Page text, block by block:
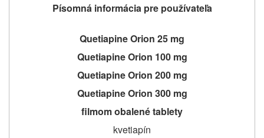
Písomná informácia pre používateľa
Quetiapine Orion 25 mg
Quetiapine Orion 100 mg
Quetiapine Orion 200 mg
Quetiapine Orion 300 mg
filmom obalené tablety
kvetiapín